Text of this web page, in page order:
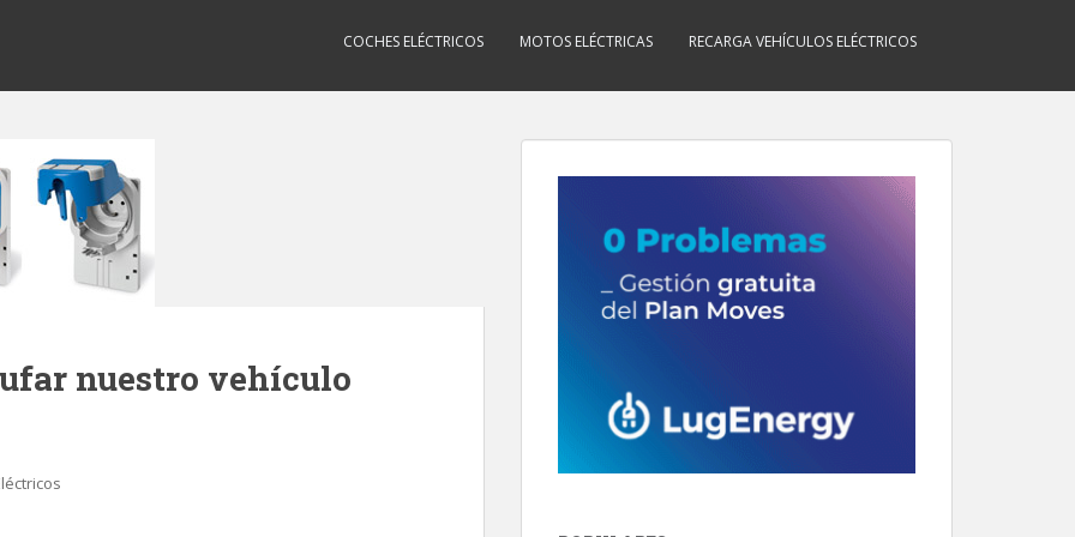
COCHES ELÉCTRICOS MOTOS ELÉCTRICAS RECARGA VEHÍCULOS ELÉCTRICOS
nuestro vehículo